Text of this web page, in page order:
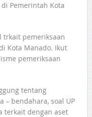
Pemerintah Kota
trkait pemeriksaan
Kota Manado. Ikut
pemeriksaan
tentang
– bendahara, soal UP
terkait dengan aset